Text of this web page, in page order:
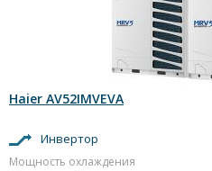
Haier AV52IMVEVA
Инвертор
Мощность охлаждения